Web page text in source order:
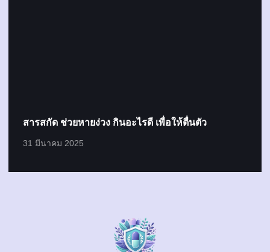
สารสกัด ช่วยหายง่วง กินอะไรดี เพื่อให้ตื่นตัว
31 มีนาคม 2025